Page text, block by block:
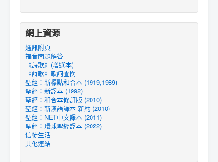
網上資源
通訊附頁
福音問題解答
《詩歌》(增選本)
《詩歌》歌詞查閱
聖經：新標點和合本 (1919,1989)
聖經：新譯本 (1992)
聖經：和合本修訂版 (2010)
聖經：新漢語譯本-新約 (2010)
聖經：NET中文譯本 (2011)
聖經：環球聖經譯本 (2022)
信徒生活
其他連結